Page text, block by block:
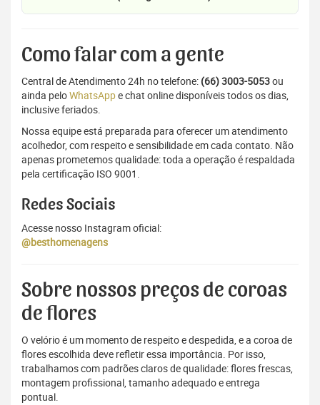
Como falar com a gente
Central de Atendimento 24h no telefone: (66) 3003-5053ou
ainda peloWhatsAppe chat online disponíveis todos os dias,
inclusive feriados.
Nossa equipe está preparada para oferecer um atendimento
acolhedor, com respeito e sensibilidade em cada contato. Não
apenas prometemos qualidade: toda a operação é respaldada
pela certificação ISO 9001.
Redes Sociais
Acesse nosso Instagram oficial:
@besthomenagens
Sobre nossos preços de coroas
de flores
O velório é um momento de respeito e despedida, e a coroa de
flores escolhida deve refletir essa importância. Por isso,
trabalhamos com padrões claros de qualidade: flores frescas,
montagem profissional, tamanho adequado e entrega
pontual.